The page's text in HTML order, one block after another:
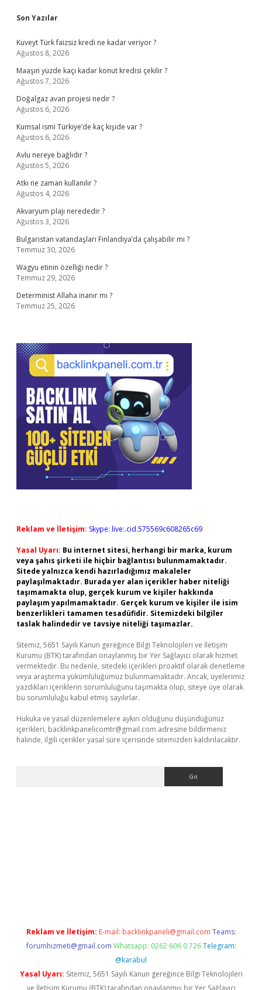
Sidebar
Son Yazılar
Kuveyt Türk faizsiz kredi ne kadar veriyor ?
Ağustos 8, 2026
Maaşın yüzde kaçı kadar konut kredisi çekilir ?
Ağustos 7, 2026
Doğalgaz avan projesi nedir ?
Ağustos 6, 2026
Kumsal ismi Türkiye’de kaç kişide var ?
Ağustos 6, 2026
Avlu nereye bağlıdır ?
Ağustos 5, 2026
Atkı ne zaman kullanılır ?
Ağustos 4, 2026
Akvaryum plajı nerededir ?
Ağustos 3, 2026
Bulgaristan vatandaşları Finlandiya’da çalışabilir mi ?
Temmuz 30, 2026
Wagyu etinin özelliği nedir ?
Temmuz 29, 2026
Determinist Allaha inanır mı ?
Temmuz 25, 2026
Reklam ve İletişim: Skype: live:.cid.575569c608265c69
Yasal Uyarı: Bu internet sitesi, herhangi bir marka, kurum
veya şahıs şirketi ile hiçbir bağlantısı bulunmamaktadır.
Sitede yalnızca kendi hazırladığımız makaleler
paylaşılmaktadır. Burada yer alan içerikler haber niteliği
taşımamakta olup, gerçek kurum ve kişiler hakkında
paylaşım yapılmamaktadır. Gerçek kurum ve kişiler ile isim
benzerlikleri tamamen tesadüfidir. Sitemizdeki bilgiler
taslak halindedir ve tavsiye niteliği taşımazlar.
Sitemiz, 5651 Sayılı Kanun gereğince Bilgi Teknolojileri ve İletişim
Kurumu (BTK) tarafından onaylanmış bir Yer Sağlayıcı olarak hizmet
vermektedir. Bu nedenle, sitedeki içerikleri proaktif olarak denetleme
veya araştırma yükümlülüğümüz bulunmamaktadır. Ancak, üyelerimiz
yazdıkları içeriklerin sorumluluğunu taşımakta olup, siteye üye olarak
bu sorumluluğu kabul etmiş sayılırlar.
Hukuka ve yasal düzenlemelere aykırı olduğunu düşündüğünüz
içerikleri, backlinkpanelicomtr@gmail.com adresine bildirmeniz
halinde, ilgili içerikler yasal süre içerisinde sitemizden kaldırılacaktır.
Reklam ve İletişim: E-mail: backlinkpaneli@gmail.com Teams:
forumhizmeti@gmail.com Whatsapp: 0262 606 0 726 Telegram:
@karabul
Yasal Uyarı: Sitemiz, 5651 Sayılı Kanun gereğince Bilgi Teknolojileri
ve İletişim Kurumu (BTK) tarafından onaylanmış bir Yer Sağlayıcı